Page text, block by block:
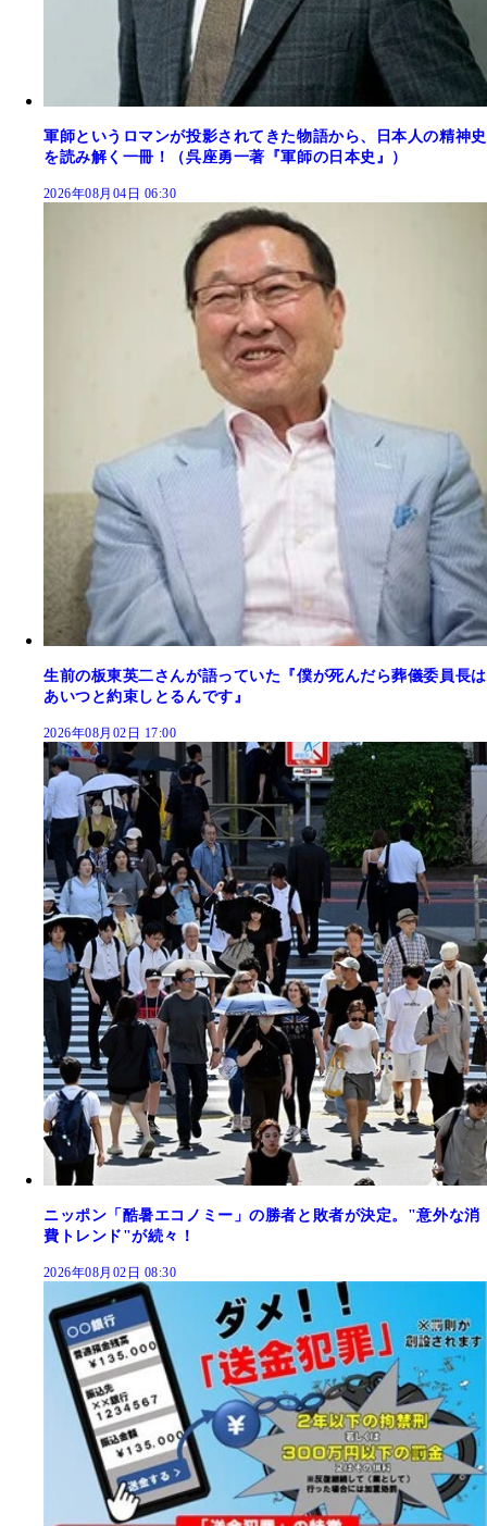
軍師というロマンが投影されてきた物語から、日本人の精神史
を読み解く一冊！（呉座勇一著『軍師の日本史』）
2026年08月04日 06:30
生前の板東英二さんが語っていた『僕が死んだら葬儀委員長は
あいつと約束しとるんです』
2026年08月02日 17:00
ニッポン「酷暑エコノミー」の勝者と敗者が決定。"意外な消
費トレンド"が続々！
2026年08月02日 08:30